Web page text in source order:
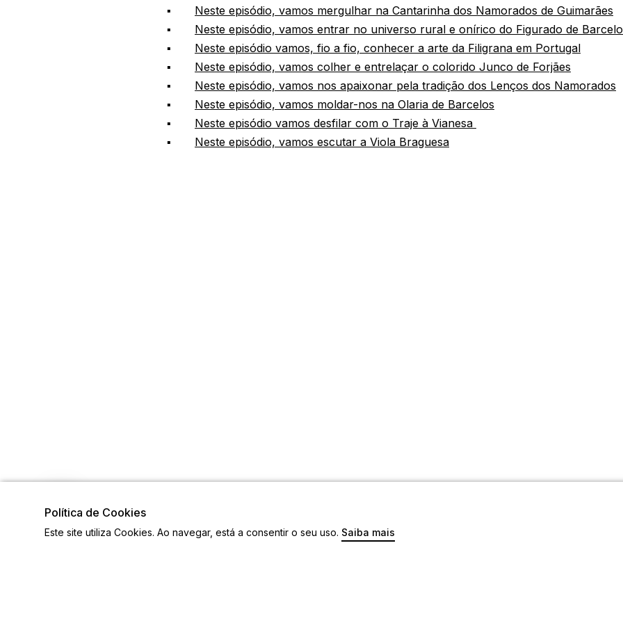
▪
Neste episódio, vamos mergulhar na Cantarinha dos Namorados de Guimarães
▪
Neste episódio, vamos entrar no universo rural e onírico do Figurado de
▪
Neste episódio vamos, fio a fio, conhecer a arte da Filigrana em Portugal
▪
Neste episódio, vamos colher e entrelaçar o colorido Junco de Forjães
▪
Neste episódio, vamos nos apaixonar pela tradição dos Lenços dos Namorados
▪
Neste episódio, vamos moldar-nos na Olaria de Barcelos
▪
Neste episódio vamos desfilar com o Traje à Vianesa
▪
Neste episódio, vamos escutar a Viola Braguesa
Política de Cookies
Este site utiliza Cookies. Ao navegar, está a consentir o seu uso. Saiba mais